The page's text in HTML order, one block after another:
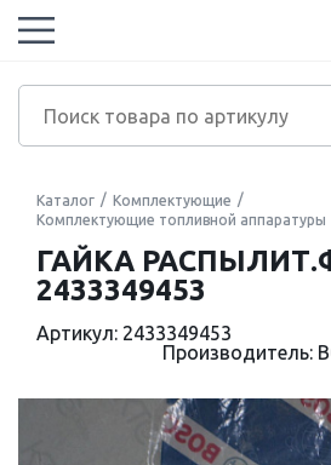
Каталог
Комплектующие
Комплектующие топливной аппаратуры
ГАЙКА
2433349453
Артикул: 2433349453
Производитель: